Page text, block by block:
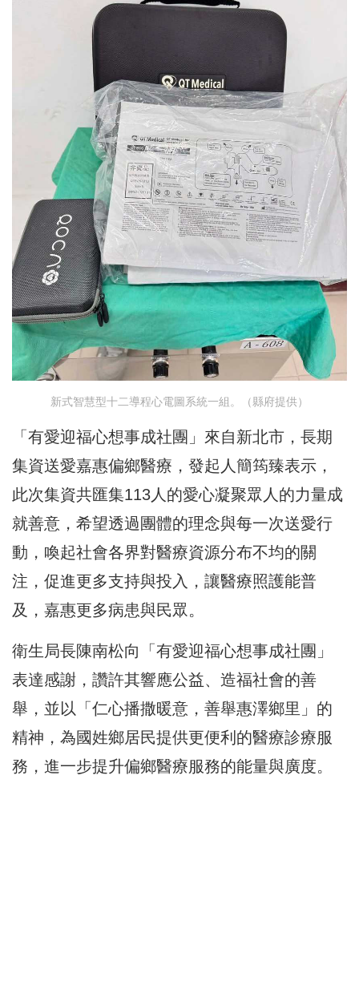
新式智慧型十二導程心電圖系統一組。（縣府提供）
「有愛迎福心想事成社團」來自新北市，長期
集資送愛嘉惠偏鄉醫療，發起人簡筠臻表示，
此次集資共匯集113人的愛心凝聚眾人的力量成
就善意，希望透過團體的理念與每一次送愛行
動，喚起社會各界對醫療資源分布不均的關
注，促進更多支持與投入，讓醫療照護能普
及，嘉惠更多病患與民眾。
衛生局長陳南松向「有愛迎福心想事成社團」
表達感謝，讚許其響應公益、造福社會的善
舉，並以「仁心播撒暖意，善舉惠澤鄉里」的
精神，為國姓鄉居民提供更便利的醫療診療服
務，進一步提升偏鄉醫療服務的能量與廣度。